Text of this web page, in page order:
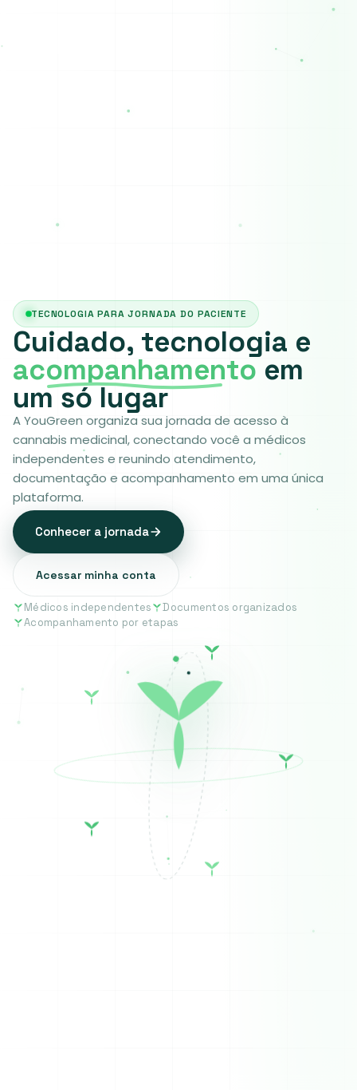
TECNOLOGIA PARA JORNADA DO PACIENTE
Cuidado, tecnologia e
acompanhamento em
um só lugar
A YouGreen organiza sua jornada de acesso à
cannabis medicinal, conectando você a médicos
independentes e reunindo atendimento,
documentação e acompanhamento em uma única
plataforma.
Conhecer a jornada
Acessar minha conta
Médicos independentes
Documentos organizados
Acompanhamento por etapas